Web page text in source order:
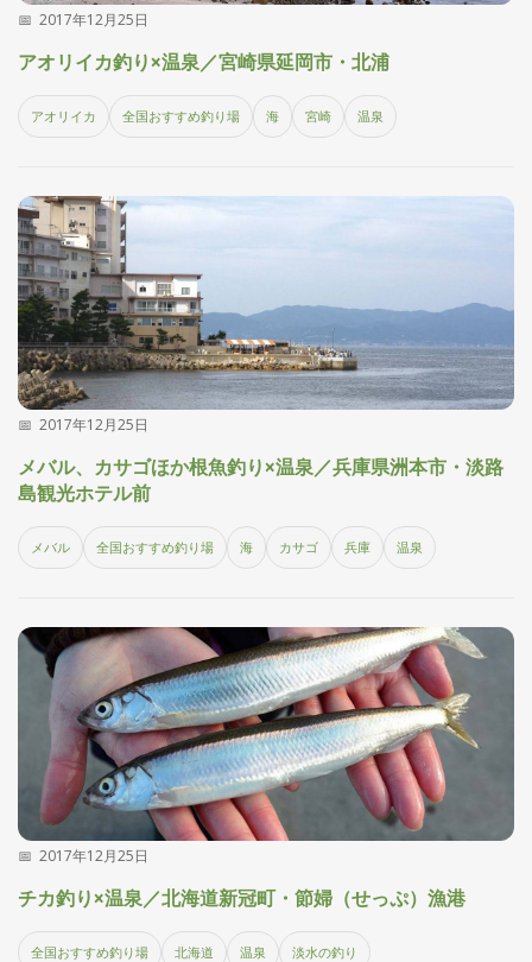
2017年12月25日
アオリイカ釣り×温泉／宮崎県延岡市・北浦
アオリイカ 全国おすすめ釣り場 海 宮崎 温泉
2017年12月25日
メバル、カサゴほか根魚釣り×温泉／兵庫県洲本市・淡路
島観光ホテル前
メバル 全国おすすめ釣り場 海 カサゴ 兵庫 温泉
2017年12月25日
チカ釣り×温泉／北海道新冠町・節婦（せっぷ）漁港
全国おすすめ釣り場 北海道 温泉 淡水の釣り